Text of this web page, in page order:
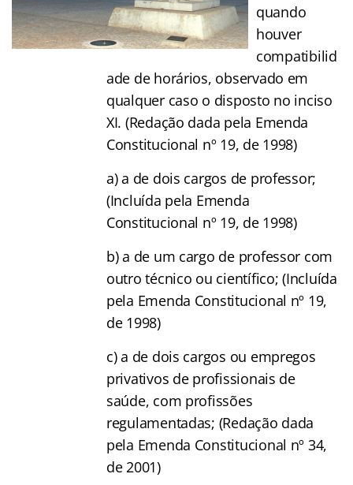
quando
houver
compatibilid
ade de horários, observado em
qualquer caso o disposto no inciso
XI. (Redação dada pela Emenda
Constitucional nº 19, de 1998)
a) a de dois cargos de professor;
(Incluída pela Emenda
Constitucional nº 19, de 1998)
b) a de um cargo de professor com
outro técnico ou científico; (Incluída
pela Emenda Constitucional nº 19,
de 1998)
c) a de dois cargos ou empregos
privativos de profissionais de
saúde, com profissões
regulamentadas; (Redação dada
pela Emenda Constitucional nº 34,
de 2001)